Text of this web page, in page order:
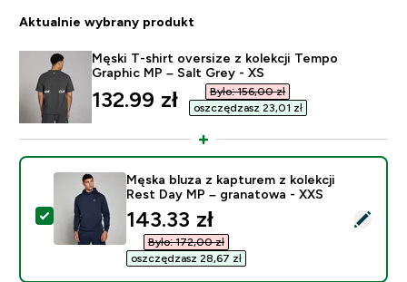
Aktualnie wybrany produkt
Męski T-shirt oversize z kolekcji Tempo
Graphic MP – Salt Grey - XS
discounted price
132.99 zł‎
Było: 156,00 zł‎
oszczędzasz 23,01 zł‎
Wybierz ten produkt - Męska bluza z kapturem z
Męska bluza z kapturem z kolekcji
Rest Day MP – granatowa - XXS
discounted price
143.33 zł‎
Było: 172,00 zł‎
oszczędzasz 28,67 zł‎